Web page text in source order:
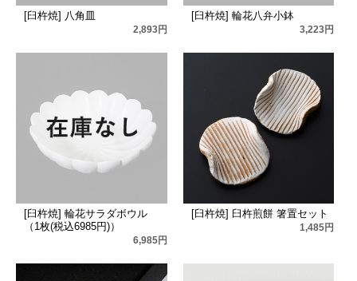
[臼杵焼] 八角皿
2,893円
[臼杵焼] 輪花八弁小鉢
3,223円
[臼杵焼] 輪花サラダボウル
（1枚(税込6985円)）
6,985円
[臼杵焼] 臼杵煎餅 箸置セット
1,485円